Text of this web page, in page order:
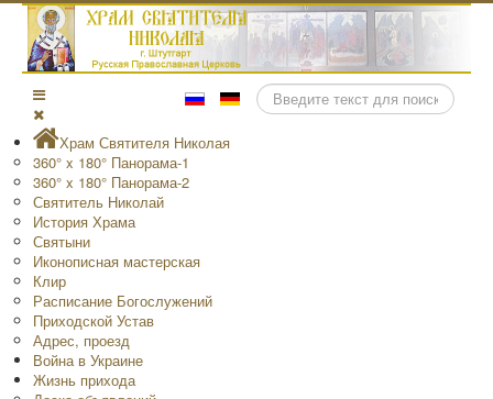
Поиск
Храм Святителя Николая
360° x 180° Панорама-1
360° x 180° Панорама-2
Святитель Николай
История Храма
Святыни
Иконописная мастерская
Клир
Расписание Богослужений
Приходской Устав
Адрес, проезд
Война в Украине
Жизнь прихода